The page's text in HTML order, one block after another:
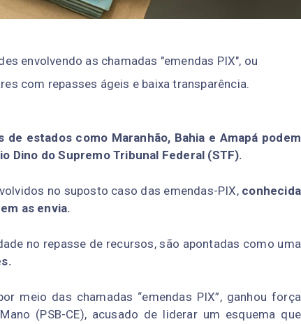
envolvendo as chamadas "emendas PIX", ou
com repasses ágeis e baixa transparência.
estados como Maranhão, Bahia e Amapá podem
Dino do Supremo Tribunal Federal (STF).
no suposto caso das emendas-PIX, conhecida
as envia.
no repasse de recursos, são apontadas como uma
meio das chamadas “emendas PIX”, ganhou força
(PSB-CE), acusado de liderar um esquema que